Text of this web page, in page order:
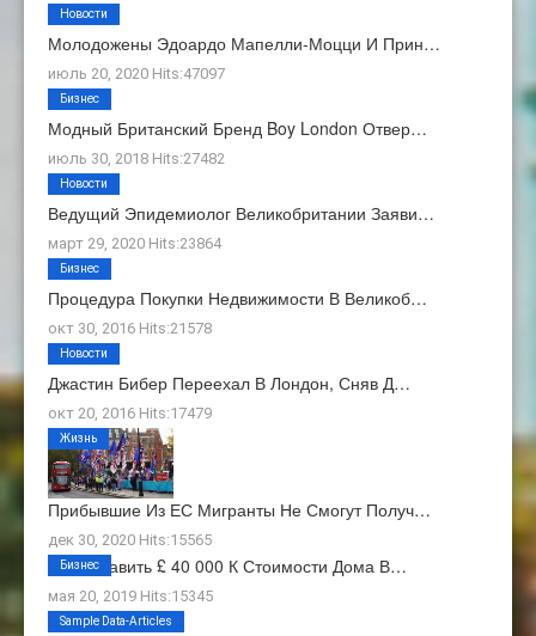
Молодожены Эдоардо Мапелли-Моцци И Прин…
июль 20, 2020 Hits:47097
Новости
Модный Британский Бренд Boy London Отвер…
июль 30, 2018 Hits:27482
Бизнес
Ведущий Эпидемиолог Великобритании Заяви…
март 29, 2020 Hits:23864
Новости
Процедура Покупки Недвижимости В Великоб…
окт 30, 2016 Hits:21578
Бизнес
Джастин Бибер Переехал В Лондон, Сняв Д…
окт 20, 2016 Hits:17479
Новости
Прибывшие Из ЕС Мигранты Не Смогут Получ…
дек 30, 2020 Hits:15565
Жизнь
Как Добавить £ 40 000 К Стоимости Дома В…
мая 20, 2019 Hits:15345
Бизнес
О Нас
Sample Data-Articles